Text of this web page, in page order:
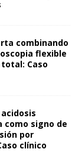
combinando
flexible
Caso
signo de
por
clínico